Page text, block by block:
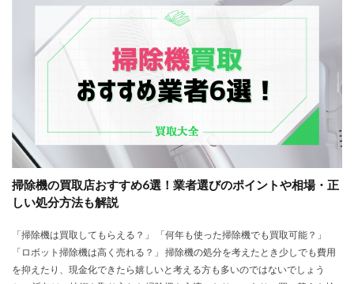
掃除機の買取店おすすめ6選！業者選びのポイントや相場・正
しい処分方法も解説
「掃除機は買取してもらえる？」 「何年も使った掃除機でも買取可能？」
「ロボット掃除機は高く売れる？」 掃除機の処分を考えたとき少しでも費用
を抑えたり、現金化できたら嬉しいと考える方も多いのではないでしょう